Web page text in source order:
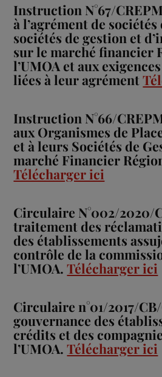
Instruction N°67/
à l’agrément de
sociétés de gestion et
sur le marché financier
l’UMOA et aux
liées à leur agrément
Instruction N°66/
aux Organismes de
et à leurs Sociétés de
marché Financier
Télécharger ici
Circulaire N°002/2020/
traitement des
des établissements
contrôle de la
l’UMOA.Télécharger ici
Circulaire n°01/2017/
gouvernance des
crédits et des
l’UMOA.Télécharger ici